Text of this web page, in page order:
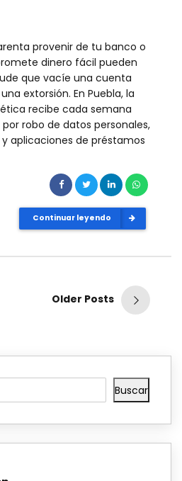
provenir de tu banco o
dinero fácil pueden
que vacíe una cuenta
extorsión. En Puebla, la
recibe cada semana
robo de datos personales,
aplicaciones de préstamos
Continuar leyendo
Older Posts
Buscar